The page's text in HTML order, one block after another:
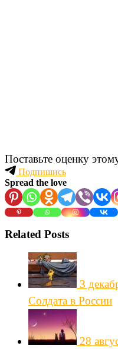
Поставьте оценку
Подпишись
Spread the love
Related Posts
3
Солдата в России
28